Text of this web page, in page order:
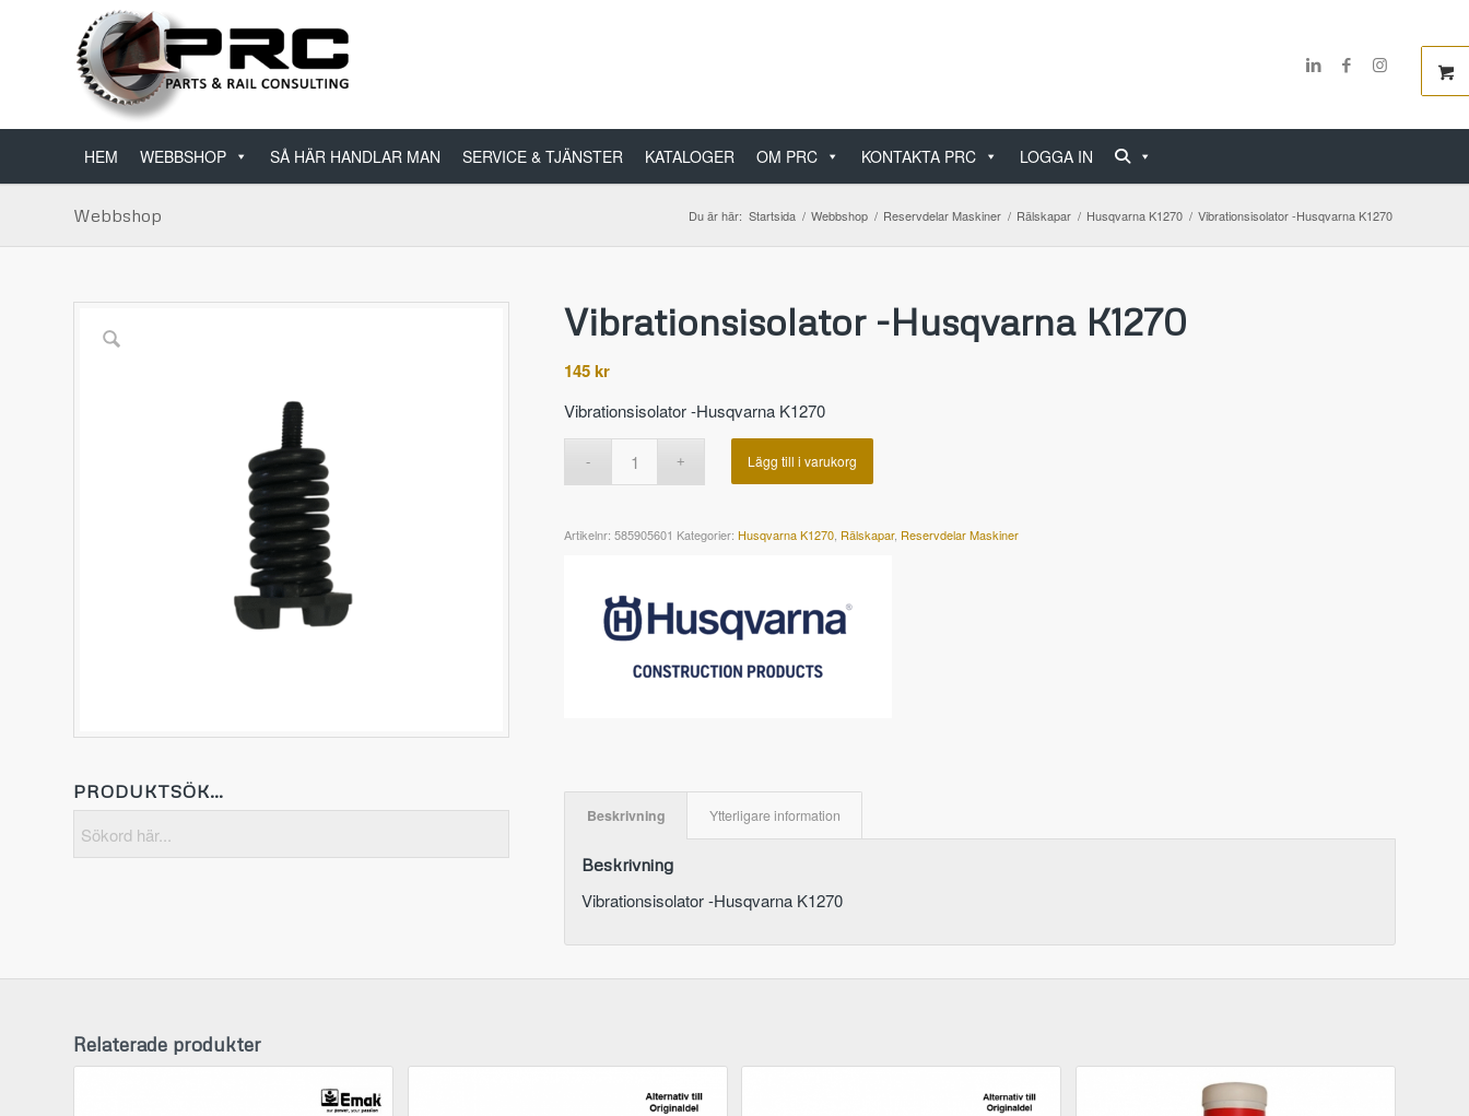
HEM WEBBSHOP SÅ HÄR HANDLAR MAN SERVICE & TJÄNSTER KATALOGER OM PRC KONTAKTA PRC LOGGA IN
Webbshop Du är här: Startsida / Webbshop / Reservdelar Maskiner / Rälskapar / Husqvarna K1270 / Vibrationsisolator -Husqvarna K1270
PRODUKTSÖK…
Vibrationsisolator -Husqvarna K1270
145kr
Vibrationsisolator -Husqvarna K1270
Lägg till i varukorg
Artikelnr:585905601 Kategorier: Husqvarna K1270 Rälskapar, Reservdelar Maskiner
Beskrivning Ytterligare information
Beskrivning
Vibrationsisolator -Husqvarna K1270
Relaterade produkter